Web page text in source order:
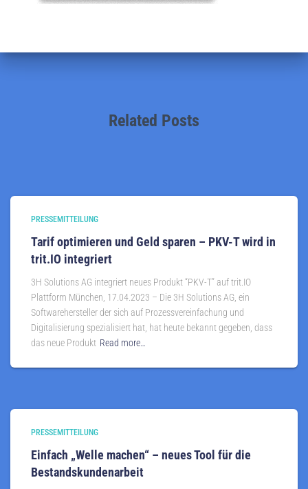
Related Posts
PRESSEMITTEILUNG
Tarif optimieren und Geld sparen – PKV-T wird in
trit.IO integriert
3H Solutions AG integriert neues Produkt “PKV-T” auf trit.IO
Plattform München, 17.04.2023 – Die 3H Solutions AG, ein
Softwarehersteller der sich auf Prozessvereinfachung und
Digitalisierung spezialisiert hat, hat heute bekannt gegeben, dass
das neue Produkt Read more…
PRESSEMITTEILUNG
Einfach „Welle machen“ – neues Tool für die
Bestandskundenarbeit